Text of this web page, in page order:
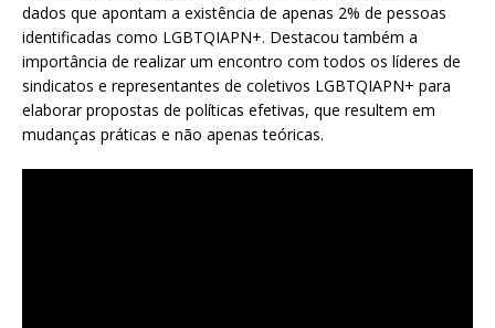
dados que apontam a existência de apenas 2% de pessoas
identificadas como LGBTQIAPN+. Destacou também a
importância de realizar um encontro com todos os líderes de
sindicatos e representantes de coletivos LGBTQIAPN+ para
elaborar propostas de políticas efetivas, que resultem em
mudanças práticas e não apenas teóricas.